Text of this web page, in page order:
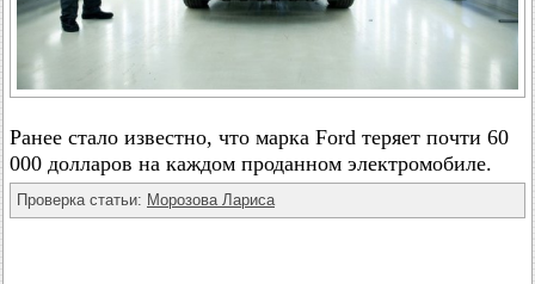
Ранее стало известно, что марка Ford теряет почти 60
000 долларов на каждом проданном электромобиле.
Проверка статьи: Морозова Лариса